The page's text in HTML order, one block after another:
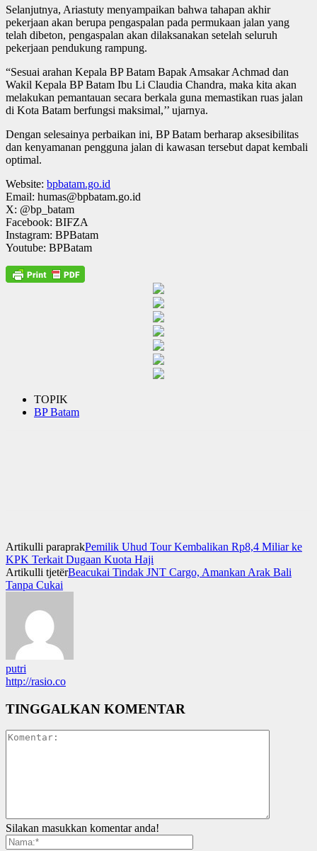
Selanjutnya, Ariastuty menyampaikan bahwa tahapan akhir
pekerjaan akan berupa pengaspalan pada permukaan jalan yang
telah dibeton, pengaspalan akan dilaksanakan setelah seluruh
pekerjaan pendukung rampung.
“Sesuai arahan Kepala BP Batam Bapak Amsakar Achmad dan
Wakil Kepala BP Batam Ibu Li Claudia Chandra, maka kita akan
melakukan pemantauan secara berkala guna memastikan ruas jalan
di Kota Batam berfungsi maksimal,’’ ujarnya.
Dengan selesainya perbaikan ini, BP Batam berharap aksesibilitas
dan kenyamanan pengguna jalan di kawasan tersebut dapat kembali
optimal.
Website: bpbatam.go.id
Email: humas@bpbatam.go.id
X: @bp_batam
Facebook: BIFZA
Instagram: BPBatam
Youtube: BPBatam
TOPIK
BP Batam
Artikulli paraprakPemilik Uhud Tour Kembalikan Rp8,4 Miliar ke
KPK Terkait Dugaan Kuota Haji
Artikulli tjetërBeacukai Tindak JNT Cargo, Amankan Arak Bali
Tanpa Cukai
putri
http://rasio.co
TINGGALKAN KOMENTAR
Silakan masukkan komentar anda!